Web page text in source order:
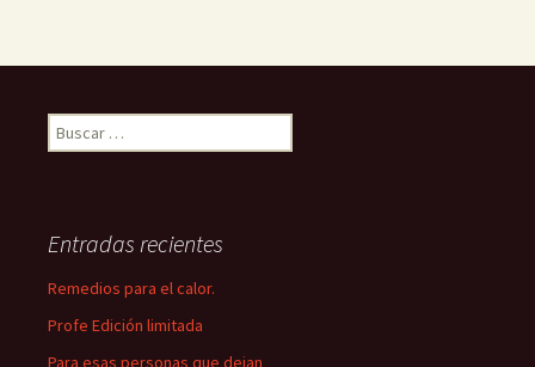
Buscar:
Entradas recientes
Remedios para el calor.
Profe Edición limitada
Para esas personas que dejan